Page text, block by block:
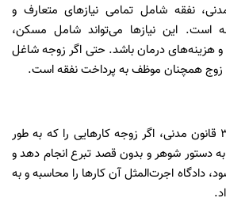
قانون مدنی، نفقه شامل تمامی نیازهای متعارف و
است. این نیازها می‌تواند شامل مسکن،
هزینه‌های درمان باشد. حتی اگر زوجه شاغل
زوج همچنان موظف به پرداخت نفقه است.
بر اساس تبصره ماده 336 قانون مدنی، اگر زوجه کارهایی را که به طور
دستور شوهر و بدون قصد تبرع انجام دهد و
دادگاه اجرت‌المثل آن کارها را محاسبه و به